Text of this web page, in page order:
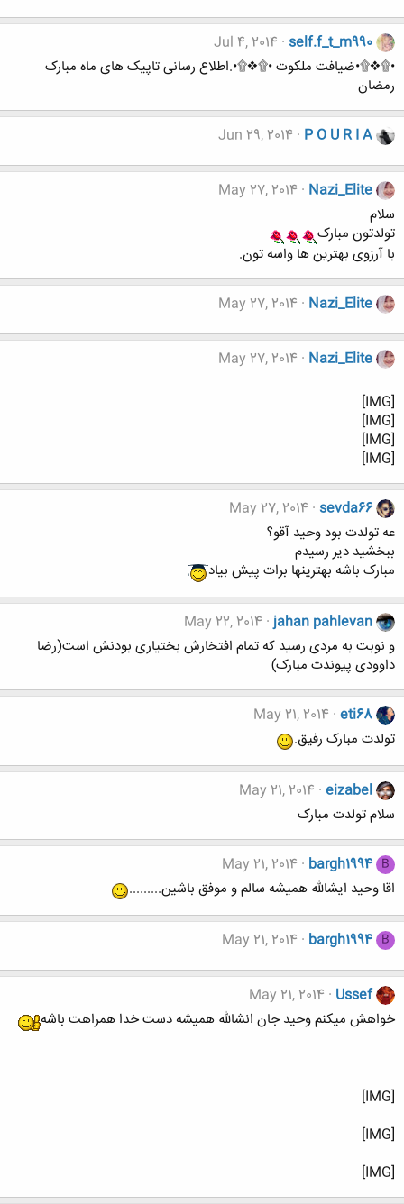
self.f_t_m990
Jul 4, 2014
•۩❖۩•ضیافت ملکوت •۩❖۩•.اطلاع رسانی تاپیک های ماه مبارک
رمضان
P O U R I A
Jun 29, 2014
Nazi_Elite
May 27, 2014
سلام
تولدتون مبارک
با آرزوی بهترین ها واسه تون.
Nazi_Elite
May 27, 2014
Nazi_Elite
May 27, 2014
[IMG]
[IMG]
[IMG]
[IMG]
sevda66
May 27, 2014
عه تولدت بود وحید آقو؟
ببخشید دیر رسیدم
مبارک باشه بهترینها برات پیش بیاد
jahan pahlevan
May 22, 2014
و نوبت به مردی رسید که تمام افتخارش بختیاری بودنش است(رضا
داوودی پیوندت مبارک)
eti68
May 21, 2014
تولدت مبارک رفیق.
eizabel
May 21, 2014
سلام تولدت مبارک
B
bargh1994
May 21, 2014
اقا وحید ایشالله همیشه سالم و موفق باشین.........
B
bargh1994
May 21, 2014
Ussef
May 21, 2014
خواهش میکنم وحید جان انشالله همیشه دست خدا همراهت باشه
[IMG]
[IMG]
[IMG]